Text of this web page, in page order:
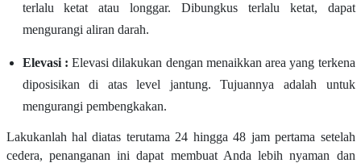
terlalu ketat atau longgar. Dibungkus terlalu ketat, dapat
mengurangi aliran darah.
Elevasi : Elevasi dilakukan dengan menaikkan area yang terkena
diposisikan di atas level jantung. Tujuannya adalah untuk
mengurangi pembengkakan.
Lakukanlah hal diatas terutama 24 hingga 48 jam pertama setelah
cedera, penanganan ini dapat membuat Anda lebih nyaman dan